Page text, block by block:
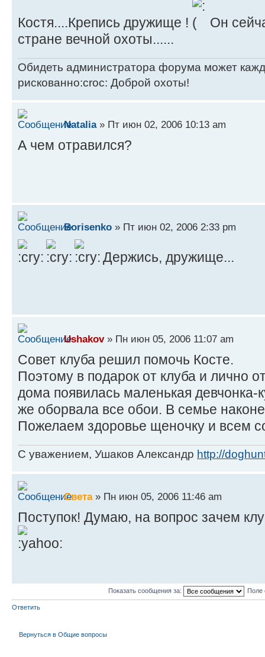
Костя....Крепись дружище !
Он
стране вечной охоты......
Обидеть администратора форума может
рискованно:croc: Доброй охоты!
Natalia» Пт июн 02, 2006 10:13 am
А чем отравился?
Borisenko » Пт июн 02, 2006 2:33 pm
Держись, дружище...
Ushakov» Пн июн 05, 2006 11:07 am
Совет клуба решил помочь Косте.
Поэтому в подарок от клуба и лично
дома появилась маленькая девчонка-
же оборвала все обои. В семье
Пожелаем здоровье щеночку и всем
С уважением, Ушаков Александр http://
Света» Пн июн 05, 2006 11:46 am
Поступок! Думаю, на вопрос зачем
Показать сообщения за: Поле
Ответить
Вернуться в Общие вопросы